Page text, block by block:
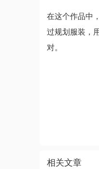
在这个作品中
过规划服装，
对。
相关文章